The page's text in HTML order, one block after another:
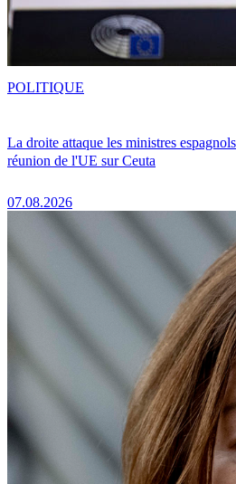
La droite attaque les ministres
réunion de l'UE sur Ceuta
07.08.2026
POLITIQUE